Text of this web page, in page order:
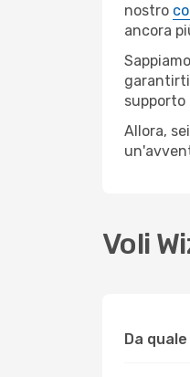
nostro
ancora
garantirti
supporto
Allora,
Voli
Da